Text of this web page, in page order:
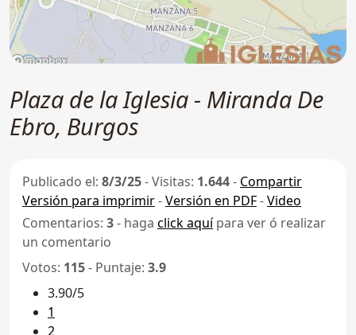
Plaza de la Iglesia - Miranda De
Ebro, Burgos
Publicado el: 8/3/25-Visitas: 1.644- Compartir
Versión para imprimir-Versión en PDF-Video
Comentarios: 3- haga click aquípara ver ó realizar
un comentario
Votos: 115- Puntaje: 3.9
3.90/5
1
2